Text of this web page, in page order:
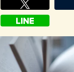
優秀なエコノミストと
っ張りだこの存 […]